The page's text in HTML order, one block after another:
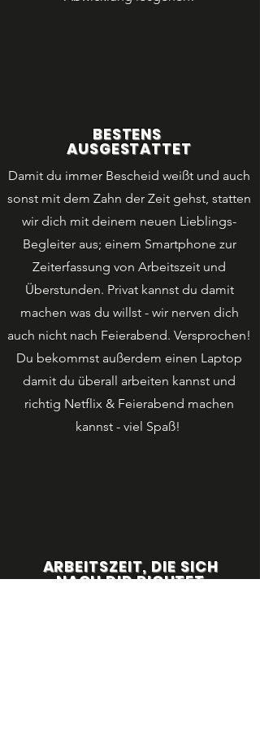
BESTENS
AUSGESTATTET
Damit du immer Bescheid weißt und auch
sonst mit dem Zahn der Zeit gehst, statten
wir dich mit deinem neuen Lieblings-
Begleiter aus; einem Smartphone zur
Zeiterfassung von Arbeitszeit und
Überstunden. Privat kannst du damit
machen was du willst - wir nerven dich
auch nicht nach Feierabend. Versprochen!
Du bekommst außerdem einen Laptop
damit du überall arbeiten kannst und
richtig Netflix & Feierabend machen
kannst - viel Spaß!
ARBEITSZEIT, DIE SICH
NACH DIR RICHTET